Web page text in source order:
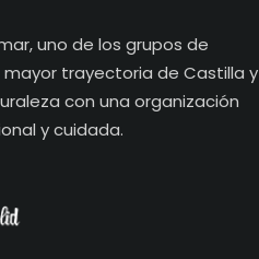
uno de los grupos de
trayectoria de Castilla y
con una organización
y cuidada.